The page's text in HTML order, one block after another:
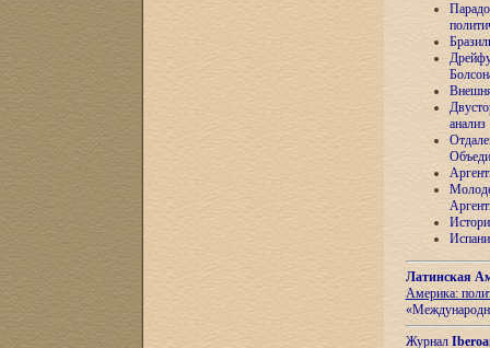
анализ
Латинская
Америка:
Журнал